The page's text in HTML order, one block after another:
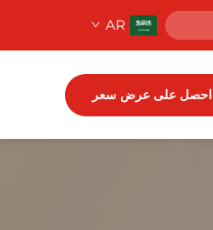
AR
احصل على عرض سعر